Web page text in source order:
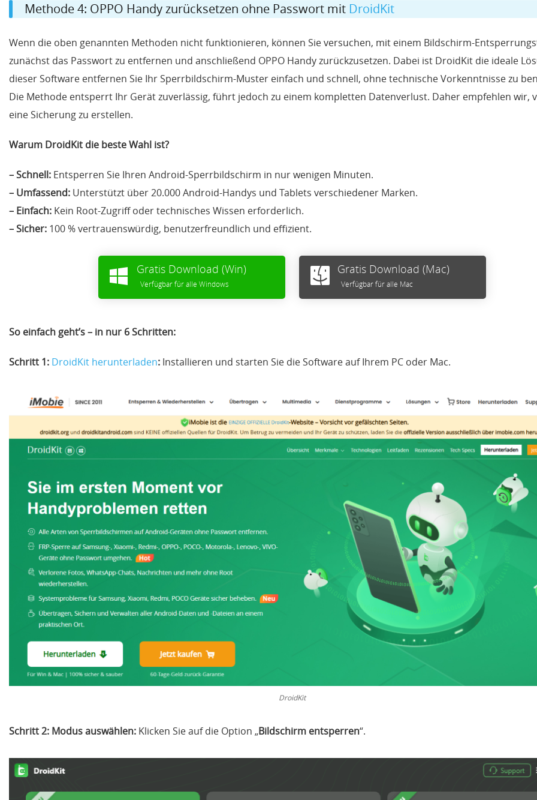
Methode 4: OPPO Handy zurücksetzen ohne Passwort mit DroidKit
Wenn die oben genannten Methoden nicht funktionieren, können Sie versuchen, mit einem Bildschirm-
zunächst das Passwort zu entfernen und anschließend OPPO Handy zurückzusetzen. Dabei ist DroidKit die ideale
dieser Software entfernen Sie Ihr Sperrbildschirm-Muster einfach und schnell, ohne technische Vorkenntnisse zu
Die Methode entsperrt Ihr Gerät zuverlässig, führt jedoch zu einem kompletten Datenverlust. Daher empfehlen wir,
eine Sicherung zu erstellen.
Warum DroidKit die beste Wahl ist?
– Schnell: Entsperren Sie Ihren Android-Sperrbildschirm in nur wenigen Minuten.
– Umfassend: Unterstützt über 20.000 Android-Handys und Tablets verschiedener Marken.
– Einfach: Kein Root-Zugriff oder technisches Wissen erforderlich.
– Sicher: 100 % vertrauenswürdig, benutzerfreundlich und effizient.
Gratis Download (Win)
Verfügbar für alle Windows
Gratis Download (Mac)
Verfügbar für alle Mac
So einfach geht’s – in nur 6 Schritten:
Schritt 1: DroidKit herunterladen: Installieren und starten Sie die Software auf Ihrem PC oder Mac.
DroidKit
Schritt 2: Modus auswählen: Klicken Sie auf die Option „Bildschirm entsperren“.